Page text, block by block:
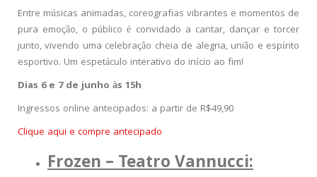
Entre músicas animadas, coreografias vibrantes e momentos de
pura emoção, o público é convidado a cantar, dançar e torcer
junto, vivendo uma celebração cheia de alegria, união e espírito
esportivo. Um espetáculo interativo do início ao fim!
Dias 6 e 7 de junho às 15h
Ingressos online antecipados: a partir de R$49,90
Clique aqui e compre antecipado
Frozen – Teatro Vannucci: